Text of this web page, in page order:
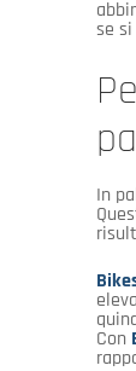
se
In
Con